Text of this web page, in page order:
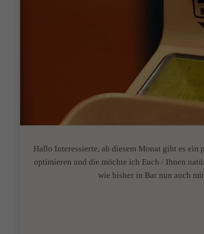
Hallo Interessierte, ab diesem Monat gibt es ein
optimieren und die möchte ich Euch / Ihnen
wie bisher in Bar nun auch